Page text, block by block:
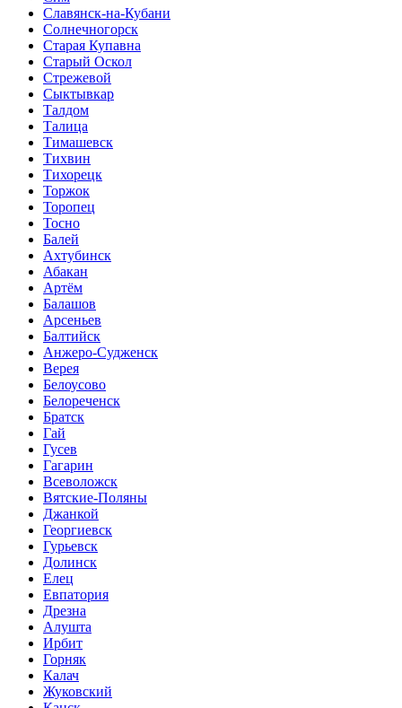
Славянск-на-Кубани
Солнечногорск
Старая Купавна
Старый Оскол
Стрежевой
Сыктывкар
Талдом
Талица
Тимашевск
Тихвин
Тихорецк
Торжок
Торопец
Тосно
Балей
Ахтубинск
Абакан
Артём
Балашов
Арсеньев
Балтийск
Анжеро-Судженск
Верея
Белоусово
Белореченск
Братск
Гай
Гусев
Гагарин
Всеволожск
Вятские-Поляны
Джанкой
Георгиевск
Гурьевск
Долинск
Елец
Евпатория
Дрезна
Алушта
Ирбит
Горняк
Калач
Жуковский